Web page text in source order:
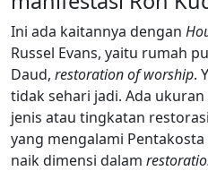
Ini ada kaitannya dengan
Russel Evans, yaitu rumah
Daud, restoration of worship.
tidak sehari jadi. Ada
jenis atau tingkatan
yang mengalami
naik dimensi dalam